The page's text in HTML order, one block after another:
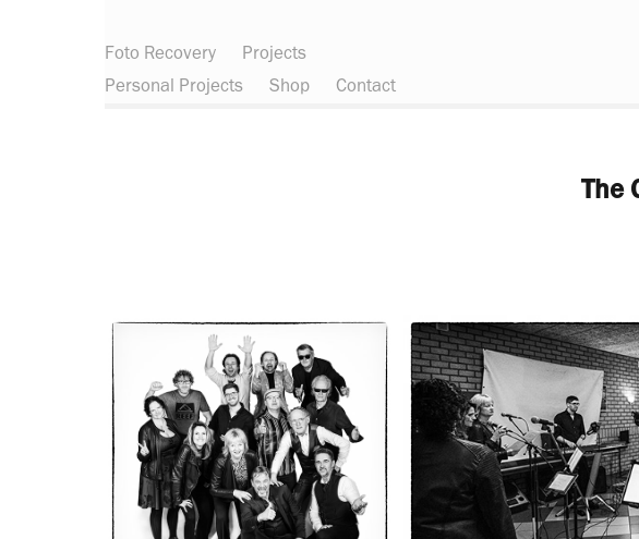
Foto Recovery
Projects
Personal Projects
Shop Contact
The